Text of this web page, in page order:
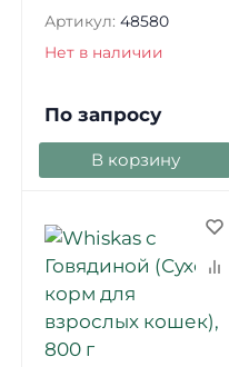
Артикул: 48580
Нет в наличии
По запросу
В корзину